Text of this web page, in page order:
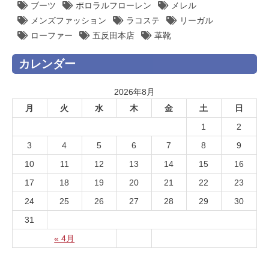
ブーツ ポロラルフローレン
メレル
メンズファッション
ラコステ
リーガル
ローファー
五反田本店 革靴
カレンダー
2026年8月
月
火 水 木 金 土 日
« 4月
1
2
3
4 5 6 7 8
9
10
11 12 13 14 15
16
17
18 19 20 21 22
23
24
25 26 27 28 29
30
31